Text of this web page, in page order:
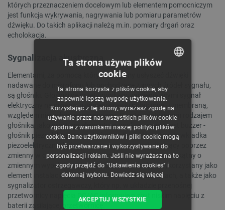
których przeznaczeniem docelowym lub elementem pomocniczym
jest funkcja wykrywania, nagrywania lub pomiaru parametrów
dźwięku. Do takich aplikacji należą m.in. pomiary drgań oraz
echolokacja.
Sygnalizacja akustyczna
Elementami, za pomocą których możemy usłyszeć dźwięki
nadawane do mikrofonu lub pochodzące z innych źródeł sygnału,
są głośniki. Głośniki są przetwornikami zamieniającymi sygnał
elektryczny na drgania uzwojenia cewki połączonej z membraną,
względem nieruchomego magnesu. Często spotykanym rodzajem
głośnika, jako prostego elementu sygnalizacyjnego, jest buzzer -
głośnik piezoelektryczny, w którym rolę cewki zastępuje wkładka
piezoelektryczna, która jest wprawiana w ruch drgający poprzez
zmienny w czasie sygnał elektryczny, np. sygnał prostokątny o
zmiennym wypełnieniu (PWM). Buzzer może być wykorzystany jako
element instalacji efektów dźwiękowych w zabawkach, a także jako
sygnalizator ostrzegawczy, który np. w układzie przenośnej
przetwornicy napięcia DC/AC informuje o zbyt niskim napięciu z
baterii zasilającej przetwornicę.
CZECH
ENGLISH
GERMAN
Ta strona używa plików
cookie
Ta strona korzysta z plików cookie, aby
zapewnić lepszą wygodę użytkowania.
Korzystając z tej strony, wyrażasz zgodę na
używanie przez nas wszystkich plików cookie
zgodnie z warunkami naszej polityki plików
cookie. Dane użytkowników i pliki cookie mogą
być przetwarzane i wykorzystywane do
personalizacji reklam. Jeśli nie wyrażasz na to
zgody przejdź do "Ustawienia cookies" i
dokonaj wyboru. Dowiedz się więcej
AKCEPTUJ WSZYSTKIE